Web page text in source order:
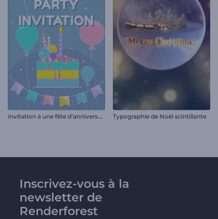
I
nvitation à une fête d'anniversaire Typographie de Noël scintillante
Inscrivez-vous à la
newsletter de
Renderforest